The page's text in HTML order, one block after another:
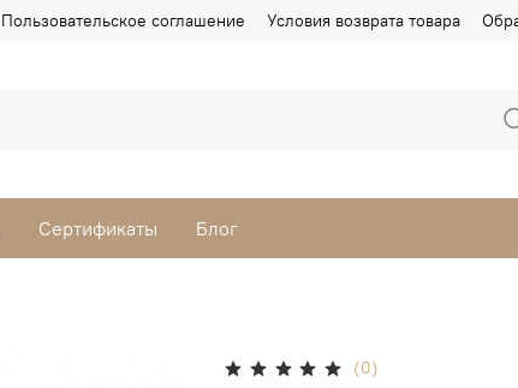
Пользовательское соглашение Условия возврата товара
Сертификаты Блог
(0)